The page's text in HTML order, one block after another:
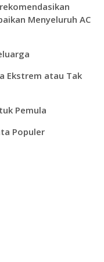
Menyeluruh AC
Ekstrem atau Tak
Pemula
Populer